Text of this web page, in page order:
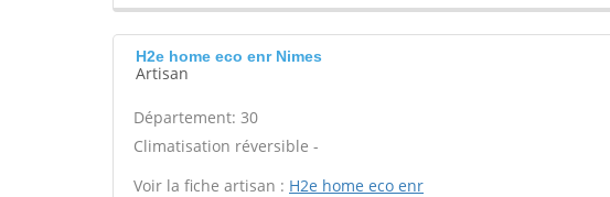
H2e home eco enr Nimes
Artisan
Département: 30
Climatisation réversible -
Voir la fiche artisan : H2e home eco enr